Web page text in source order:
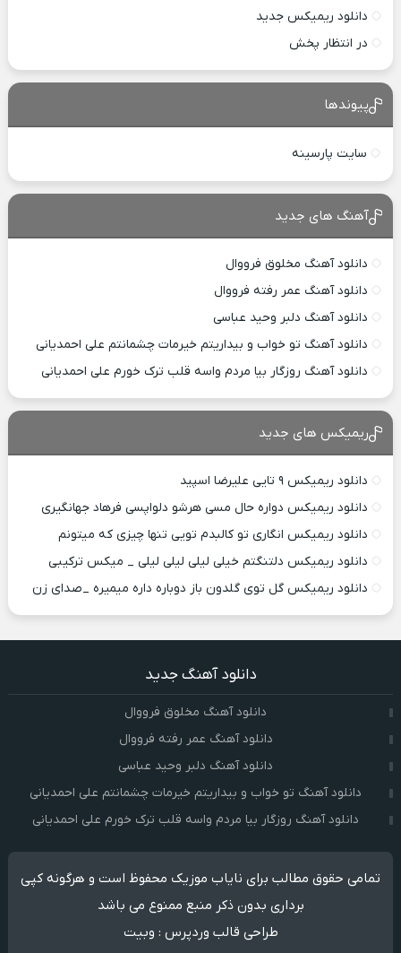
دانلود ریمیکس جدید
در انتظار پخش
پیوندها
سایت پارسینه
آهنگ های جدید
دانلود آهنگ مخلوق فرووال
دانلود آهنگ عمر رفته فرووال
دانلود آهنگ دلبر وحید عباسی
دانلود آهنگ تو خواب و بیداریتم خیرمات چشمانتم علی احمدیانی
دانلود آهنگ روزگار بیا مردم واسه قلب ترک خورم علی احمدیانی
ریمیکس های جدید
دانلود ریمیکس ۹ تایی علیرضا اسپید
دانلود ریمیکس دواره حال مسی هرشو دلواپسی فرهاد جهانگیری
دانلود ریمیکس انگاری تو کالبدم تویی تنها چیزی که میتونم
دانلود ریمیکس دلتنگتم خیلی لیلی لیلی لیلی _ میکس ترکیبی
دانلود ریمیکس گل توی گلدون باز دوباره داره میمیره _صدای زن
دانلود آهنگ جدید
دانلود آهنگ مخلوق فرووال
دانلود آهنگ عمر رفته فرووال
دانلود آهنگ دلبر وحید عباسی
دانلود آهنگ تو خواب و بیداریتم خیرمات چشمانتم علی احمدیانی
دانلود آهنگ روزگار بیا مردم واسه قلب ترک خورم علی احمدیانی
تمامی حقوق مطالب برای نایاب موزیک محفوظ است و هرگونه کپی
برداری بدون ذکر منبع ممنوع می باشد
طراحی قالب وردپرس : وبیت